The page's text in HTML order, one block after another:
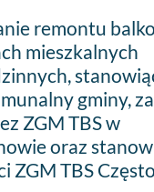
remontu
mieszkalnych
gminy,
ZGM TBS w
oraz
ZGM TBS